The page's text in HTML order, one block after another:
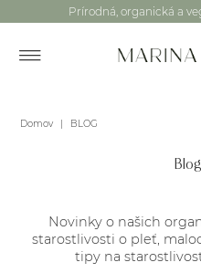
Prírodná, organická a
Domov | BLOG
Blog
Novinky o našich
starostlivosti o pleť,
tipy na